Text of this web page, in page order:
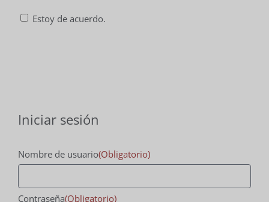
acuerdo
imágenes
de
*
para
de
*
Estoy de acuerdo.
Iniciar sesión
Nombre de usuario(Obligatorio)
Contraseña(Obligatorio)